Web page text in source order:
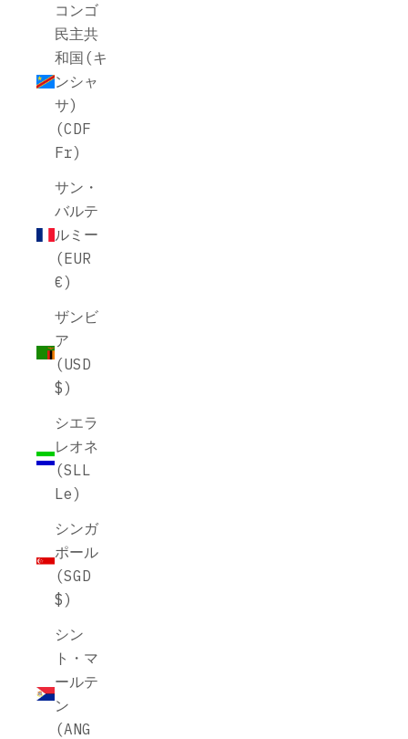
コンゴ
民主共
和国(キ
ンシャ
サ)
(CDF
Fr)
サン・
バルテ
ルミー
(EUR
€)
ザンビ
ア
(USD
$)
シエラ
レオネ
(SLL
Le)
シンガ
ポール
(SGD
$)
シン
ト・マ
ールテ
ン
(ANG